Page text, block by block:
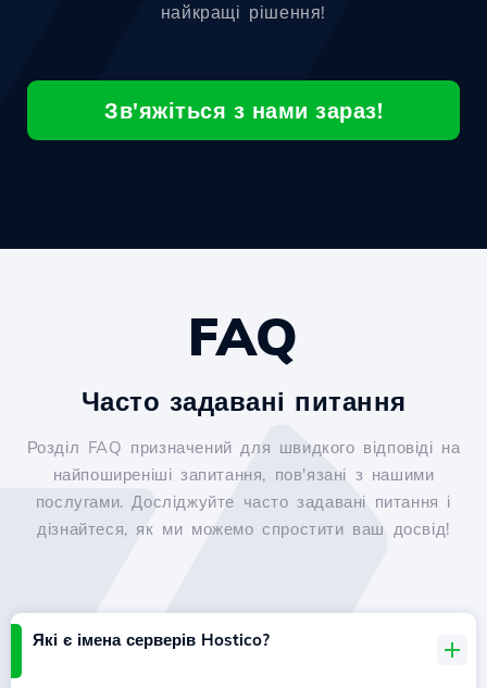
найкращі рішення!
Зв'яжіться з нами зараз!
FAQ
Часто задавані питання
Розділ FAQ призначений для швидкого відповіді на
найпоширеніші запитання, пов'язані з нашими
послугами. Досліджуйте часто задавані питання і
дізнайтеся, як ми можемо спростити ваш досвід!
Які є імена серверів Hostico?